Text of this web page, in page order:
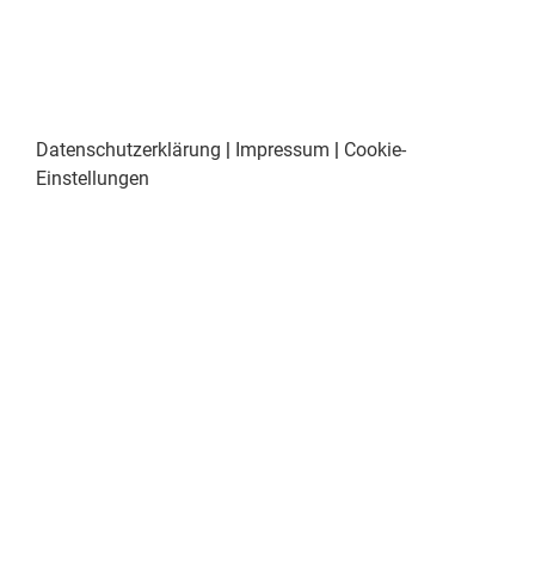
Datenschutzerklärung Impressum
Cookie-
Einstellungen